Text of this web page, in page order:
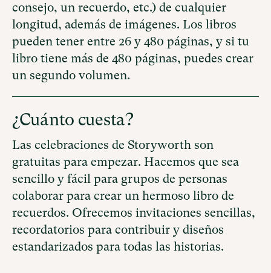
consejo, un recuerdo, etc.) de cualquier
longitud, además de imágenes. Los libros
pueden tener entre 26 y 480 páginas, y si tu
libro tiene más de 480 páginas, puedes crear
un segundo volumen.
¿Cuánto cuesta?
Las celebraciones de Storyworth son
gratuitas para empezar. Hacemos que sea
sencillo y fácil para grupos de personas
colaborar para crear un hermoso libro de
recuerdos. Ofrecemos invitaciones sencillas,
recordatorios para contribuir y diseños
estandarizados para todas las historias.